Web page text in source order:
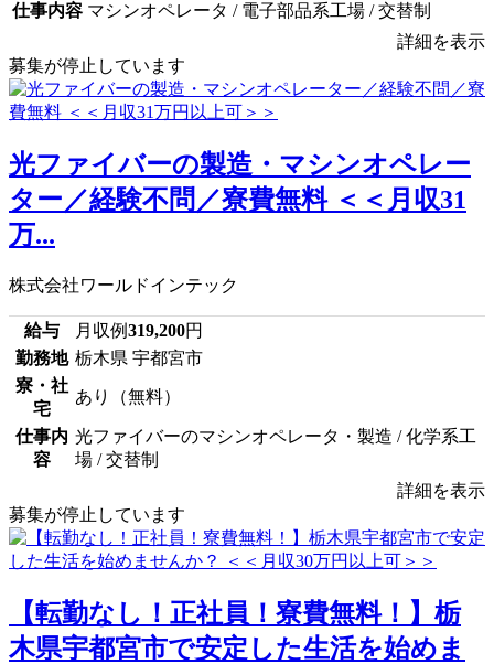
仕事内容 マシンオペレータ / 電子部品系工場 / 交替制
詳細を表示
募集が停止しています
光ファイバーの製造・マシンオペレー
ター／経験不問／寮費無料 ＜＜月収31
万...
株式会社ワールドインテック
給与 月収例319,200円
勤務地 栃木県 宇都宮市
寮・社
宅
あり（無料）
仕事内
容
光ファイバーのマシンオペレータ・製造 / 化学系工
場 / 交替制
詳細を表示
募集が停止しています
【転勤なし！正社員！寮費無料！】栃
木県宇都宮市で安定した生活を始めま